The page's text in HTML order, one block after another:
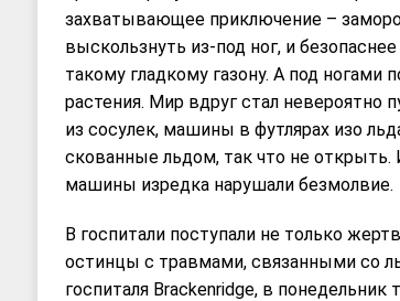
захватывающее приключение –
выскользнуть из-под ног, и
такому гладкому газону. А под
растения. Мир вдруг стал
из сосулек, машины в футлярах изо
скованные льдом, так что не
машины изредка нарушали безмолвие.
В госпитали поступали не только
остинцы с травмами, связанными со
госпиталя Brackenridge, в